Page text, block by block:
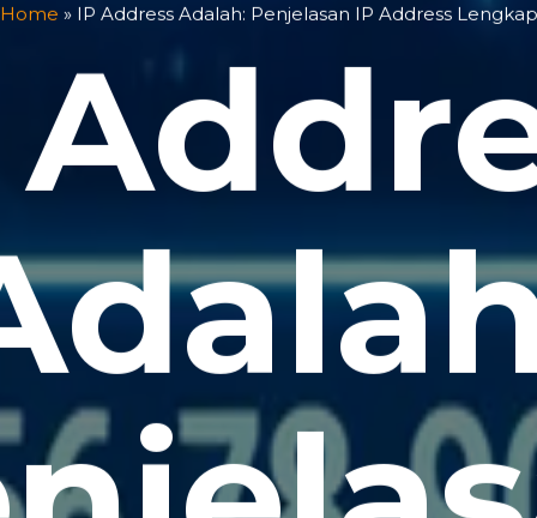
Home » IP Address Adalah: Penjelasan IP Address Lengkap